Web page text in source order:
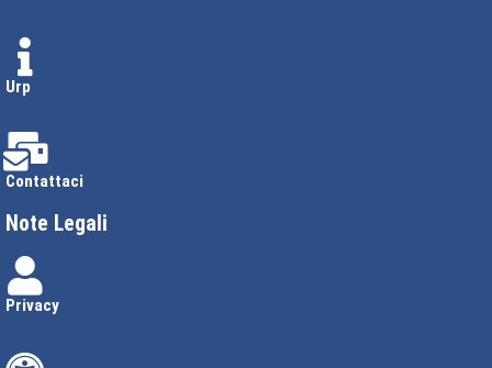
Urp
Contattaci
Note Legali
Privacy